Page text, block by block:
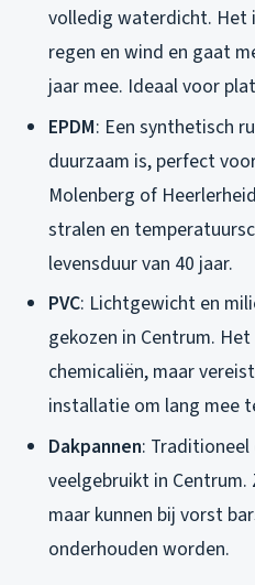
volledig waterdicht. Het
regen en wind en gaat
jaar mee. Ideaal voor
EPDM: Een synthetisch
duurzaam is, perfect
Molenberg of
stralen en
levensduur van 40 jaar.
PVC: Lichtgewicht en
gekozen in Centrum.
chemicaliën, maar
installatie om lang mee
Dakpannen:
veelgebruikt in
maar kunnen bij vorst
onderhouden worden.